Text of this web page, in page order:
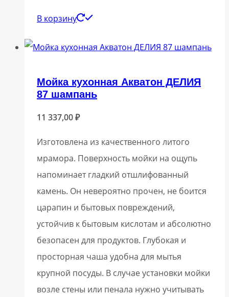
В корзину
Мойка кухонная Акватон ДЕЛИЯ
87 шампань
11 337,00₽
Изготовлена из качественного литого
мрамора. Поверхность мойки на ощупь
напоминает гладкий отшлифованный
камень. Он невероятно прочен, не боится
царапин и бытовых повреждений,
устойчив к бытовым кислотам и абсолютно
безопасен для продуктов. Глубокая и
просторная чаша удобна для мытья
крупной посуды. В случае установки мойки
возле стены или пенала нужно учитывать